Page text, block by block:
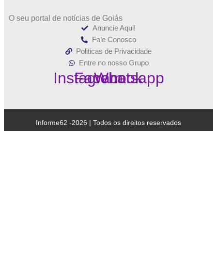
O seu portal de notícias de Goiás
Anuncie Aqui!
Fale Conosco
Politicas de Privacidade
Entre no nosso Grupo
Instagram
Facebook
Whatsapp
Informe62 -2026 | Todos os direitos reservados